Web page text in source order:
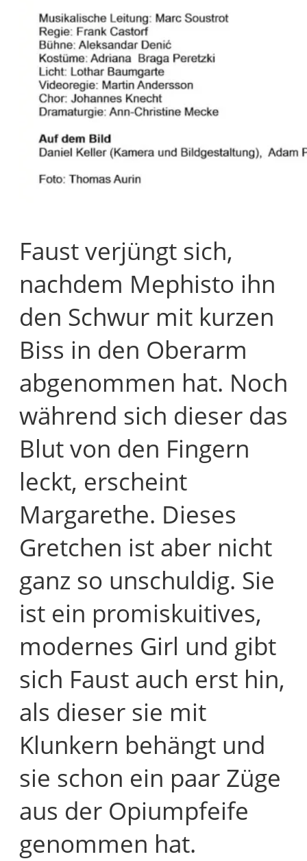
Faust verjüngt sich,
nachdem Mephisto ihn
den Schwur mit kurzen
Biss in den Oberarm
abgenommen hat. Noch
während sich dieser das
Blut von den Fingern
leckt, erscheint
Margarethe. Dieses
Gretchen ist aber nicht
ganz so unschuldig. Sie
ist ein promiskuitives,
modernes Girl und gibt
sich Faust auch erst hin,
als dieser sie mit
Klunkern behängt und
sie schon ein paar Züge
aus der Opiumpfeife
genommen hat.